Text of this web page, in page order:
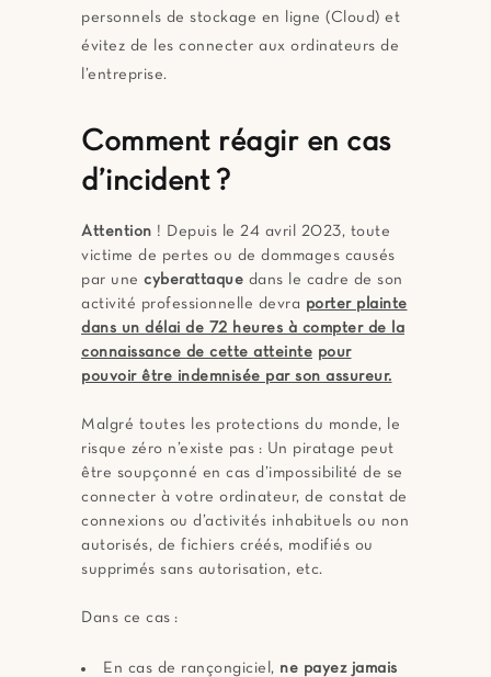
personnels de stockage en ligne (Cloud) et
évitez de les connecter aux ordinateurs de
l’entreprise.
Comment réagir en cas
d’incident ?
Attention ! Depuis le 24 avril 2023, toute
victime de pertes ou de dommages causés
par une cyberattaque dans le cadre de son
activité professionnelle devra porter plainte
dans un délai de 72 heures à compter de la
connaissance de cette atteinte pour
pouvoir être indemnisée par son assureur.
Malgré toutes les protections du monde, le
risque zéro n’existe pas : Un piratage peut
être soupçonné en cas d’impossibilité de se
connecter à votre ordinateur, de constat de
connexions ou d’activités inhabituels ou non
autorisés, de fichiers créés, modifiés ou
supprimés sans autorisation, etc.
Dans ce cas :
En cas de rançongiciel, ne payez jamais